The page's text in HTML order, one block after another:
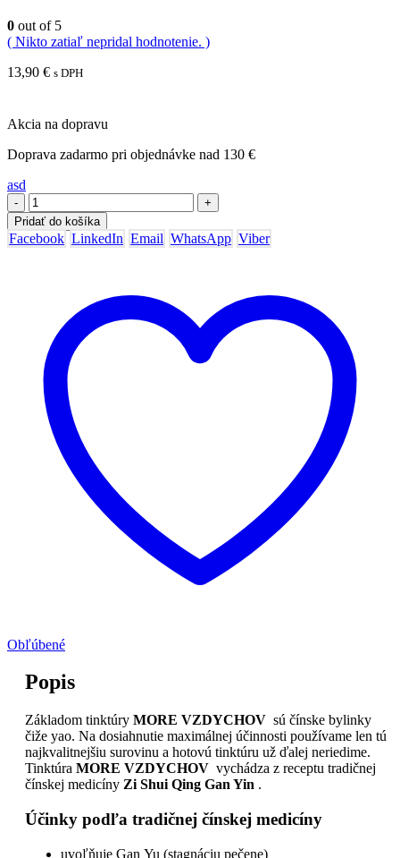
0 out of 5
( Nikto zatiaľ nepridal hodnotenie. )
13,90 € s DPH
Akcia na dopravu
Doprava zadarmo pri objednávke nad 130 €
asd
-
+
Pridať do košíka
Facebook LinkedIn Email WhatsApp Viber
Obľúbené
Popis
Základom tinktúry MORE VZDYCHOV sú čínske bylinky
čiže yao. Na dosiahnutie maximálnej účinnosti používame len tú
najkvalitnejšiu surovinu a hotovú tinktúru už ďalej neriedime.
Tinktúra MORE VZDYCHOV vychádza z receptu tradičnej
čínskej medicíny Zi Shui Qing Gan Yin .
Účinky podľa tradičnej čínskej medicíny
uvoľňuje Gan Yu (stagnáciu pečene)